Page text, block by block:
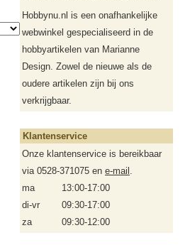
Hobbynu.nl is een onafhankelijke
webwinkel gespecialiseerd in de
hobbyartikelen van Marianne
Design. Zowel de nieuwe als de
oudere artikelen zijn bij ons
verkrijgbaar.
Klantenservice
Onze klantenservice is bereikbaar
via 0528-371075 en e-mail .
ma
13:00-17:00
di-vr
09:30-17:00
za
09:30-12:00